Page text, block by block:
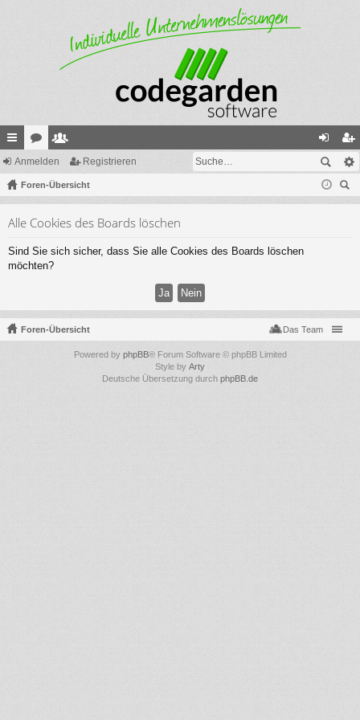
ch
ne
riff
or
en
itg
lie
n
m
eg
ist
Anmelden Registrieren
Foren-Übersicht
uc
Alle Cookies des Boards löschen
Sind Sie sich sicher, dass Sie alle Cookies des Boards löschen
möchten?
Foren-Übersicht Das Team
Powered by phpBB® Forum Software © phpBB Limited
Style by Arty
Deutsche Übersetzung durch phpBB.de